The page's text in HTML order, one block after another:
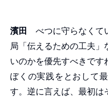
濱田
べつに守らなくて
局「伝えるための工夫」
いのかを優先すべきです
ぼくの実践をとおして
す。逆に言えば、最初は